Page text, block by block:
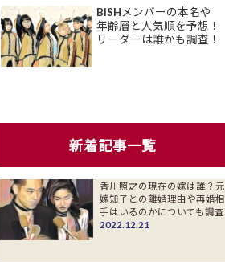
BiSHメンバーの本名や
年齢層と人気順を予想！
リーダーは誰かも調査！
新着記事一覧
香川照之の現在の嫁は誰？元
嫁知子との離婚理由や再婚相
手はいるのかについても調査
2022.12.21